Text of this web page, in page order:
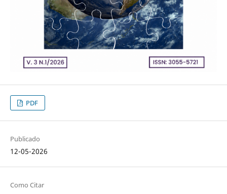
PDF
Publicado
12-05-2026
Como Citar